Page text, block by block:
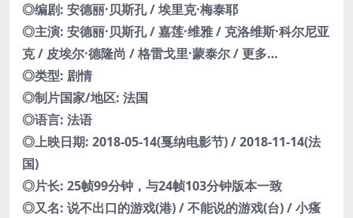
◎编剧: 安德丽·贝斯孔 / 埃里克·梅泰耶
◎主演: 安德丽·贝斯孔 / 嘉莲·维雅 / 克洛维斯·科尔尼亚
克 / 皮埃尔·德隆尚 / 格雷戈里·蒙泰尔 / 更多…
◎类型: 剧情
◎制片国家/地区: 法国
◎语言: 法语
◎上映日期: 2018-05-14(戛纳电影节) / 2018-11-14(法
国)
◎片长: 25帧99分钟，与24帧103分钟版本一致
◎又名: 说不出口的游戏(港) / 不能说的游戏(台) / 小瘙